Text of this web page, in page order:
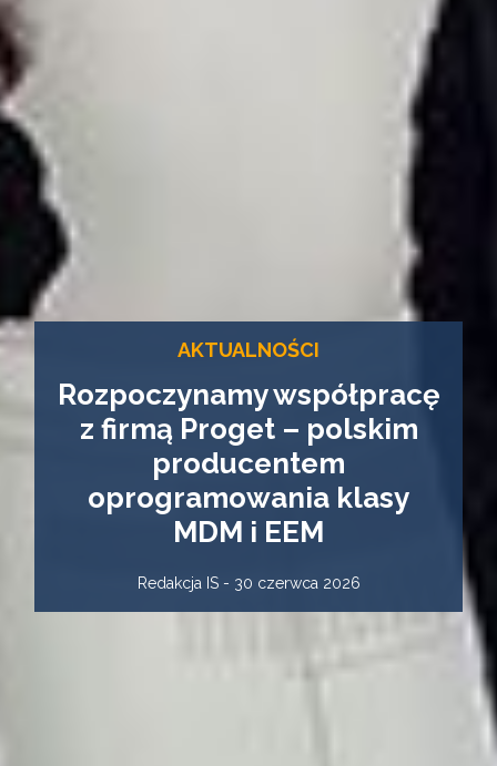
AKTUALNOŚCI
Rozpoczynamy współpracę
z firmą Proget – polskim
producentem
oprogramowania klasy
MDM i EEM
Redakcja IS - 30 czerwca 2026